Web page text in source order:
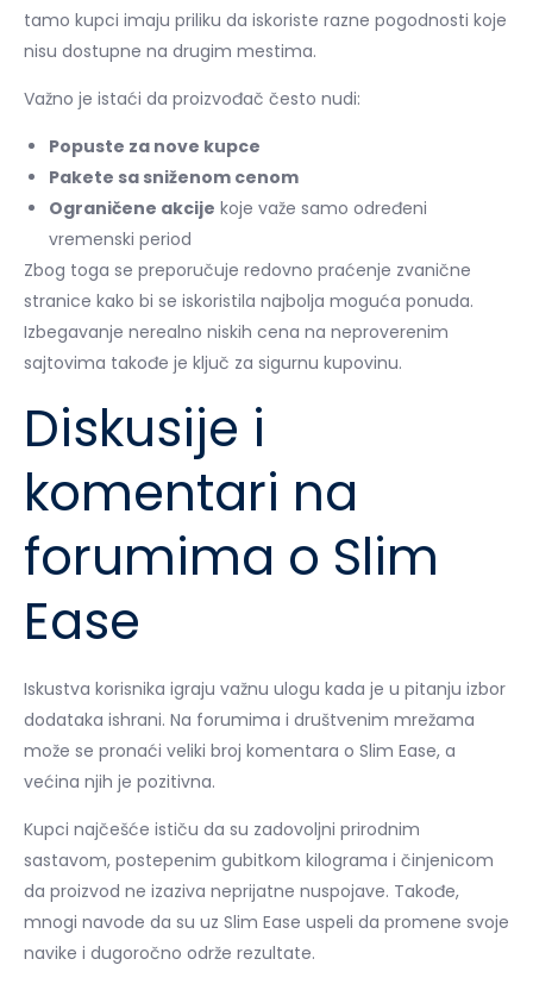
tamo kupci imaju priliku da iskoriste razne pogodnosti koje
nisu dostupne na drugim mestima.
Važno je istaći da proizvođač često nudi:
Popuste za nove kupce
Pakete sa sniženom cenom
Ograničene akcije koje važe samo određeni
vremenski period
Zbog toga se preporučuje redovno praćenje zvanične
stranice kako bi se iskoristila najbolja moguća ponuda.
Izbegavanje nerealno niskih cena na neproverenim
sajtovima takođe je ključ za sigurnu kupovinu.
Diskusije i
komentari na
forumima o Slim
Ease
Iskustva korisnika igraju važnu ulogu kada je u pitanju izbor
dodataka ishrani. Na forumima i društvenim mrežama
može se pronaći veliki broj komentara o Slim Ease, a
većina njih je pozitivna.
Kupci najčešće ističu da su zadovoljni prirodnim
sastavom, postepenim gubitkom kilograma i činjenicom
da proizvod ne izaziva neprijatne nuspojave. Takođe,
mnogi navode da su uz Slim Ease uspeli da promene svoje
navike i dugoročno održe rezultate.